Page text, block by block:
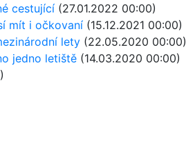
cestující (27.01.2022 00:00)
mít i očkovaní (15.12.2021 00:00)
lety (22.05.2020 00:00)
jedno letiště (14.03.2020 00:00)